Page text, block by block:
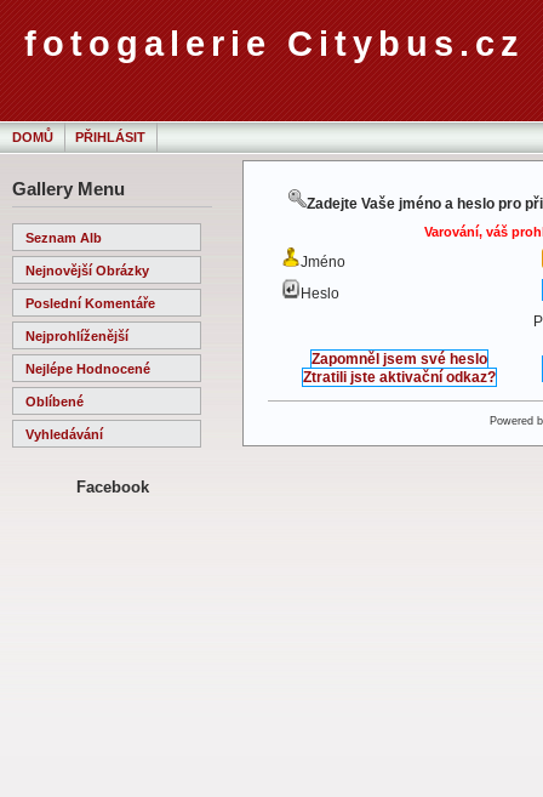
fotogalerie Citybus.cz
DOMŮ PŘIHLÁSIT
Gallery Menu
Seznam Alb
Nejnovější Obrázky
Poslední Komentáře
Nejprohlíženější
Nejlépe Hodnocené
Oblíbené
Vyhledávání
Facebook
Zadejte Vaše jméno a heslo pro
Varování, váš
Jméno
Heslo
Zapomněl jsem své heslo
Ztratili jste aktivační odkaz?
Powered